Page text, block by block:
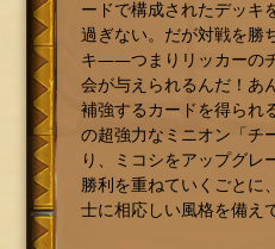
ードで構成されたデッキ
過ぎない。だが対戦を勝
キ――つまりリッカーの
会が与えられるんだ！あ
補強するカードを得られ
の超強力なミニオン「チ
り、ミコシをアップグレ
勝利を重ねていくごとに
士に相応しい風格を備え